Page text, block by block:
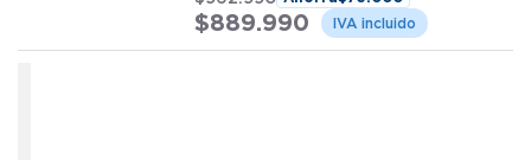
$889.990